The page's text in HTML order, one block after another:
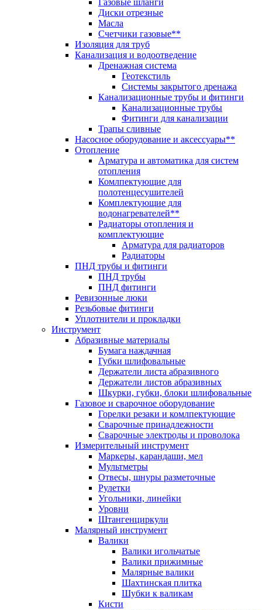
Газовые шланги
Диски отрезные
Масла
Счетчики газовые**
Изоляция для труб
Канализация и водоотведение
Дренажная система
Геотекстиль
Системы закрытого дренажа
Канализационные трубы и фитинги
Канализационные трубы
Фитинги для канализации
Трапы сливные
Насосное оборудование и аксессуары**
Отопление
Арматура и автоматика для систем
отопления
Комлпектующие для
полотенцесушителей
Комплектующие для
водонагревателей**
Радиаторы отопления и
комплектующие
Арматура для радиаторов
Радиаторы
ПНД трубы и фитинги
ПНД трубы
ПНД фитинги
Ревизонные люки
Резьбовые фитинги
Уплотнители и прокладки
Инструмент
Абразивные материалы
Бумага наждачная
Губки шлифовальные
Держатели листа абразивного
Держатели листов абразивных
Шкурки, губки, блоки шлифовальные
Газовое и сварочное оборудование
Горелки резаки и комлпектующие
Сварочные принадлежности
Сварочные электроды и проволока
Измерительный инструмент
Маркеры, карандаши, мел
Мультметры
Отвесы, шнуры разметочные
Рулетки
Угольники, линейки
Уровни
Штангенциркули
Малярный инструмент
Валики
Валики игольчатые
Валики прижимные
Малярные валики
Шахтинская плитка
Шубки к валикам
Кисти